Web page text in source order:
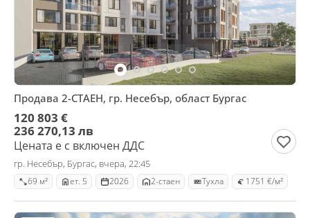
Продава 2-СТАЕН, гр. Несебър, област Бургас
120 803 €
236 270,13 лв
Цената е с включен ДДС
гр. Несебър, Бургас, вчера, 22:45
69 м² ет. 5 2026 2-стаен Тухла 1751 €/м²